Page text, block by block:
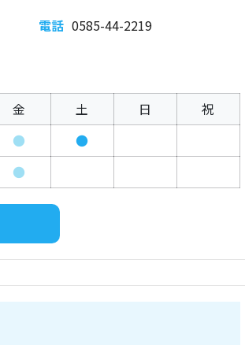
電話 0585-44-2219
金 土 日 祝
● ●
●